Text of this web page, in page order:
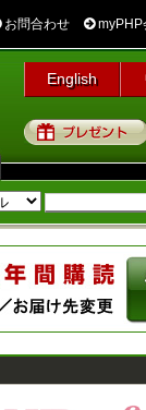
お問合わせ myPHP
English